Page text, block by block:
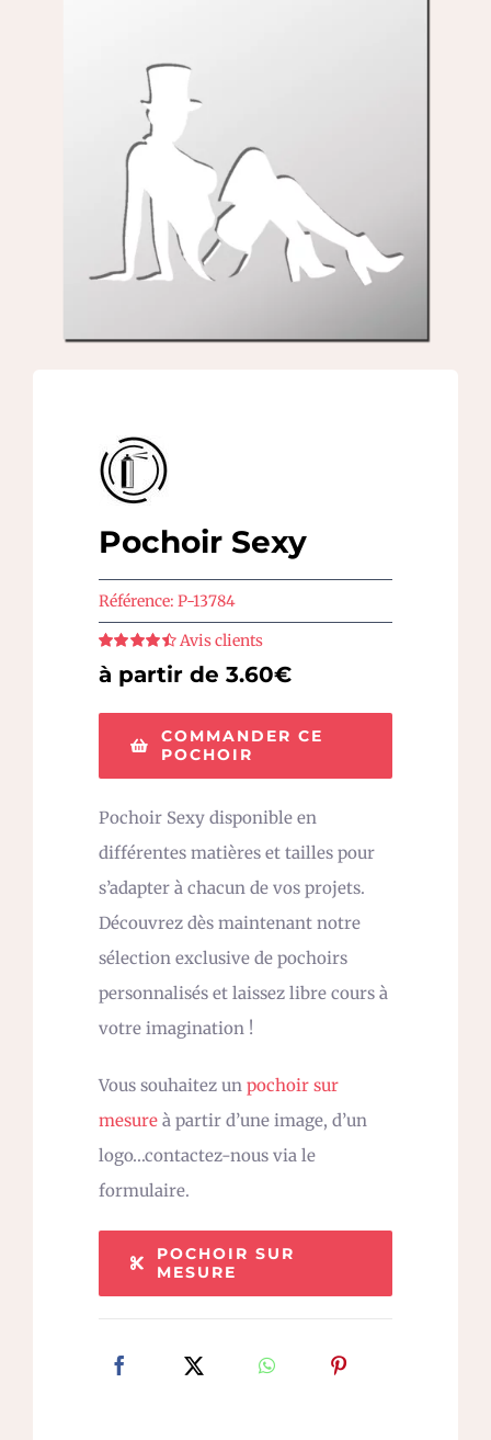
Pochoir Sexy
Référence: P-13784
Note
sur
5
Avis clients
à partir de 3.60€
COMMANDER CE
POCHOIR
Pochoir Sexy disponible en
différentes matières et tailles pour
s’adapter à chacun de vos projets.
Découvrez dès maintenant notre
sélection exclusive de pochoirs
personnalisés et laissez libre cours à
votre imagination !
Vous souhaitez un pochoir sur
mesure à partir d’une image, d’un
logo…contactez-nous via le
formulaire.
POCHOIR SUR
MESURE